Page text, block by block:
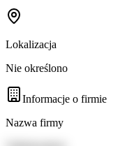
Lokalizacja
Nie określono
Informacje o firmie
Nazwa firmy